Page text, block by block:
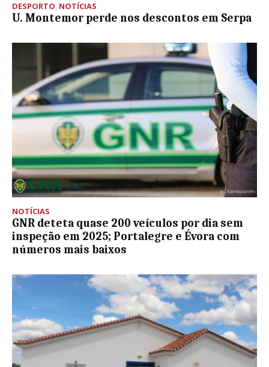
DESPORTO, NOTÍCIAS
U. Montemor perde nos descontos em Serpa
NOTÍCIAS
GNR deteta quase 200 veículos por dia sem
inspeção em 2025; Portalegre e Évora com
números mais baixos